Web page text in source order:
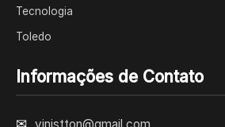
Tecnologia
Toledo
Informações de Contato
✉ vinistton@gmail.com